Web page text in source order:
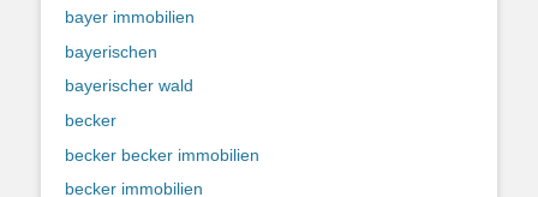
bayer immobilien
bayerischen
bayerischer wald
becker
becker becker immobilien
becker immobilien